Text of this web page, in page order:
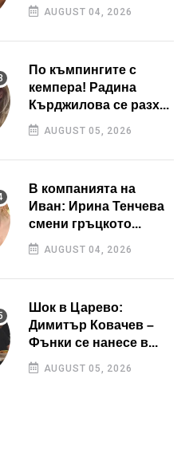
AUGUST 04, 2026
По къмпингите с
кемпера! Радина
Кърджилова се разх...
AUGUST 05, 2026
В компанията на
Иван: Ирина Тенчева
смени гръцкото...
AUGUST 04, 2026
Шок в Царево:
Димитър Ковачев –
Фънки се нанесе в...
AUGUST 05, 2026